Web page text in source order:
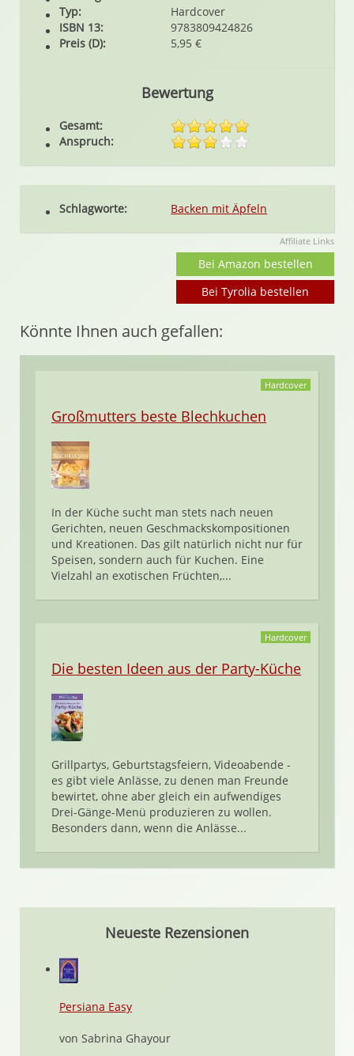
Typ:
Hardcover
ISBN 13:
9783809424826
Preis (D):
5,95 €
Bewertung
Gesamt:
Anspruch:
Schlagworte: Backen mit Äpfeln
Affiliate Links
Bei Amazon bestellen
Bei Tyrolia bestellen
Könnte Ihnen auch gefallen:
Hardcover
Großmutters beste Blechkuchen
In der Küche sucht man stets nach neuen
Gerichten, neuen Geschmackskompositionen
und Kreationen. Das gilt natürlich nicht nur für
Speisen, sondern auch für Kuchen. Eine
Vielzahl an exotischen Früchten,...
Hardcover
Die besten Ideen aus der Party-Küche
Grillpartys, Geburtstagsfeiern, Videoabende -
es gibt viele Anlässe, zu denen man Freunde
bewirtet, ohne aber gleich ein aufwendiges
Drei-Gänge-Menü produzieren zu wollen.
Besonders dann, wenn die Anlässe...
Neueste Rezensionen
Persiana Easy
von Sabrina Ghayour